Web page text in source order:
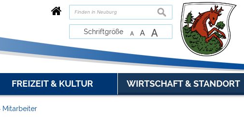
suchen
Schriftgröße A A A
FREIZEIT & KULTUR WIRTSCHAFT & STANDORT
Mitarbeiter